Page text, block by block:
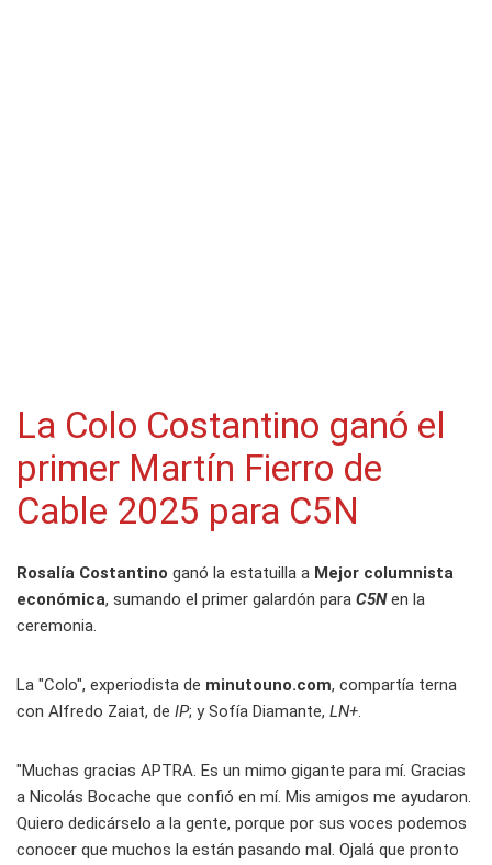
La Colo Costantino ganó el
primer Martín Fierro de
Cable 2025 para C5N
Rosalía Costantino ganó la estatuilla a Mejor columnista
económica, sumando el primer galardón para C5Nen la
ceremonia.
La "Colo", experiodista de minutouno.com, compartía terna
con Alfredo Zaiat, de IP; y Sofía Diamante, LN+.
"Muchas gracias APTRA. Es un mimo gigante para mí. Gracias
a Nicolás Bocache que confió en mí. Mis amigos me ayudaron.
Quiero dedicárselo a la gente, porque por sus voces podemos
conocer que muchos la están pasando mal. Ojalá que pronto